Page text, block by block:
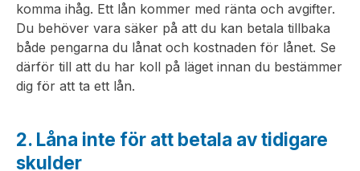
komma ihåg. Ett lån kommer med ränta och avgifter.
Du behöver vara säker på att du kan betala tillbaka
både pengarna du lånat och kostnaden för lånet. Se
därför till att du har koll på läget innan du bestämmer
dig för att ta ett lån.
2. Låna inte för att betala av tidigare
skulder